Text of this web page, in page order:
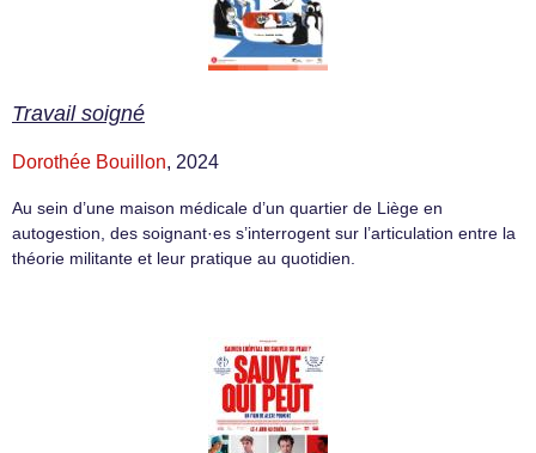
Travail soigné
Dorothée Bouillon, 2024
Au sein d’une maison médicale d’un quartier de Liège en
autogestion, des soignant·es s’interrogent sur l’articulation entre la
théorie militante et leur pratique au quotidien.